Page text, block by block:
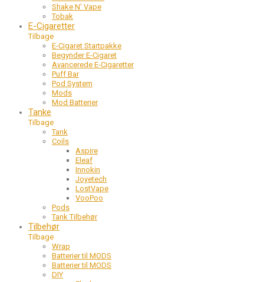
Shake N’ Vape
Tobak
E-Cigaretter
Tilbage
E-Cigaret Startpakke
Begynder E-Cigaret
Avancerede E-Cigaretter
Puff Bar
Pod System
Mods
Mod Batterier
Tanke
Tilbage
Tank
Coils
Aspire
Eleaf
Innokin
Joyetech
LostVape
VooPoo
Pods
Tank Tilbehør
Tilbehør
Tilbage
Wrap
Batterier til MODS
Batterier til MODS
DIY